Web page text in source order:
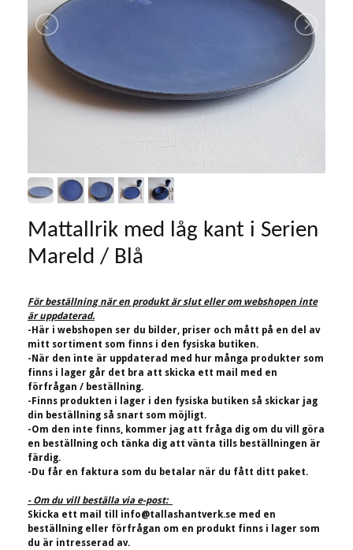
Mattallrik med låg kant i Serien
Mareld / Blå
För beställning när en produkt är slut eller om webshopen inte
är uppdaterad.
-Här i webshopen ser du bilder, priser och mått på en del av
mitt sortiment som finns i den fysiska butiken.
-När den inte är uppdaterad med hur många produkter som
finns i lager går det bra att skicka ett mail med en
förfrågan / beställning.
-Finns produkten i lager i den fysiska butiken så skickar jag
din beställning så snart som möjligt.
-Om den inte finns, kommer jag att fråga dig om du vill göra
en beställning och tänka dig att vänta tills beställningen är
färdig.
-Du får en faktura som du betalar när du fått ditt paket.
- Om du vill beställa via e-post:
Skicka ett mail till info@tallashantverk.se med en
beställning eller förfrågan om en produkt finns i lager som
du är intresserad av.